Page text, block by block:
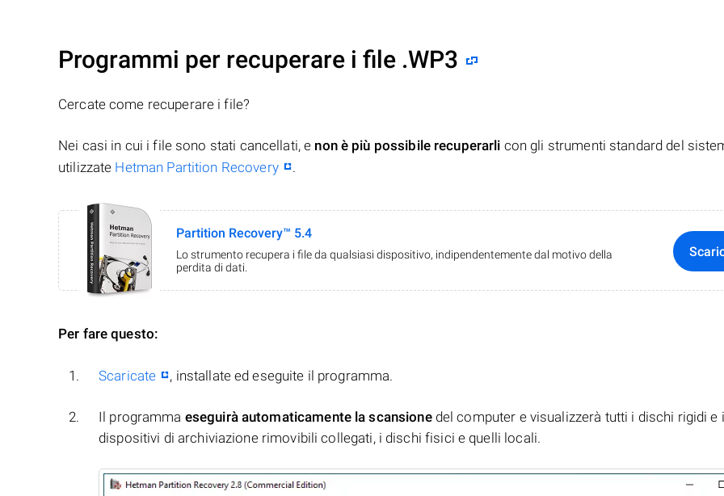
Programmi per recuperare i file .WP3
Cercate come recuperare i file?
Nei casi in cui i file sono stati cancellati, e non è più possibile recuperarli con gli strumenti standard del
utilizzate Hetman Partition Recovery .
Partition Recovery™ 5.4
Lo strumento recupera i file da qualsiasi dispositivo, indipendentemente dal motivo della
perdita di dati.
Per fare questo:
Scaricate , installate ed eseguite il programma.
Il programma eseguirà automaticamente la scansionedel computer e visualizzerà tutti i dischi rigidi e i
dispositivi di archiviazione rimovibili collegati, i dischi fisici e quelli locali.